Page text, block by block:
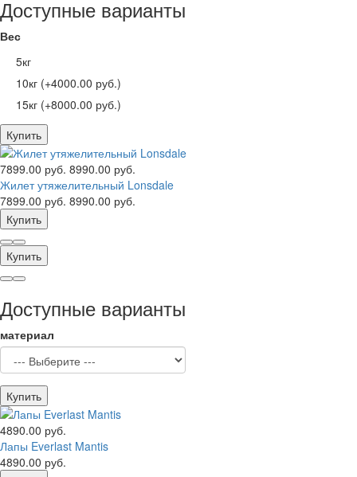
Доступные варианты
Вес
5кг
10кг (+4000.00 руб.)
15кг (+8000.00 руб.)
Купить
7899.00 руб. 8990.00 руб.
Жилет утяжелительный Lonsdale
7899.00 руб. 8990.00 руб.
Купить
Купить
Доступные варианты
материал
Купить
4890.00 руб.
Лапы Everlast Mantis
4890.00 руб.